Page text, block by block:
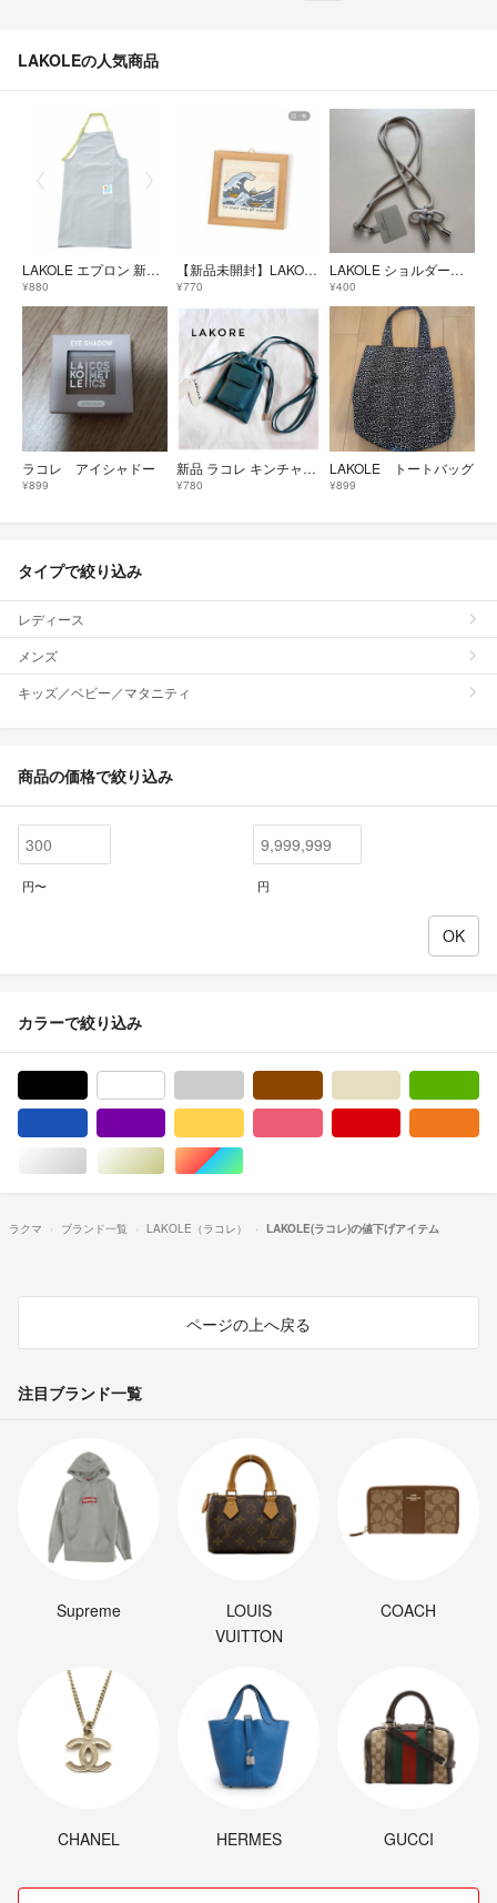
LAKOLEの人気商品
LAKOLE エプロン 新品未使用
¥880
【新品未開封】LAKOLE 世界の名作 刺繍フレーム インテリアパネル
¥770
LAKOLE ショルダーストラップ ホワイトベージュ フリーサイズ
¥400
ラコレ アイシャドー
¥899
新品 ラコレ キンチャク スマホショルダーバッグ ブルー ポケット付き 貴重品
¥780
LAKOLE トートバッグ
¥899
タイプで絞り込み
レディース
メンズ
キッズ／ベビー／マタニティ
商品の価格で絞り込み
円〜 円
カラーで絞り込み
シルバー/銀色系ゴールド/金色系マルチカラー
ラクマ ブランド一覧 LAKOLE（ラコレ） LAKOLE(ラコレ)の値下げアイテム
ページの上へ戻る
注目ブランド一覧
Supreme
LOUIS
VUITTON
COACH
CHANEL HERMES GUCCI